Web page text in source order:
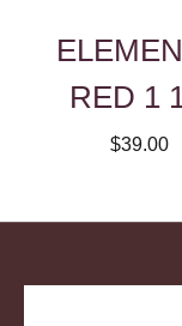
RED 1
$39.00